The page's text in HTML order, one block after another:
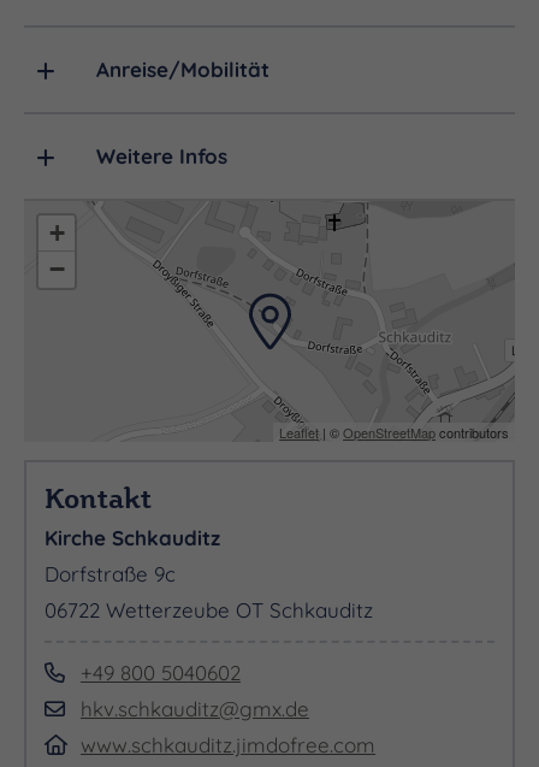
Anreise/Mobilität
Weitere Infos
+
−
Leaflet | ©OpenStreetMapcontributors
Kontakt
Kirche Schkauditz
Dorfstraße 9c
06722 Wetterzeube OT Schkauditz
+49 800 5040602
hkv.schkauditz@gmx.de
www.schkauditz.jimdofree.com